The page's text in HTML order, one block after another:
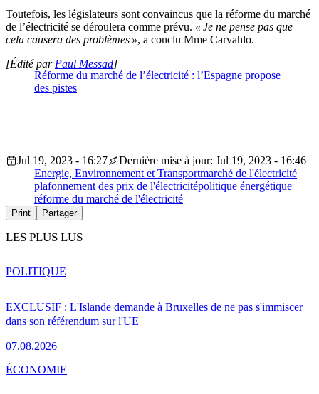
Toutefois, les législateurs sont convaincus que la réforme du marché
de l’électricité se déroulera comme prévu. « Je ne pense pas que
cela causera des problèmes », a conclu Mme Carvahlo.
Réforme du marché de l’électricité : l’Espagne propose
des pistes
[Édité par Paul Messad]
Jul 19, 2023 - 16:27
Dernière mise à jour: Jul 19, 2023 - 16:46
Energie, Environnement et Transportmarché de l'électricité
plafonnement des prix de l'électricitépolitique énergétique
réforme du marché de l'électricité
Print Partager
LES PLUS LUS
EXCLUSIF : L'Islande demande à Bruxelles de ne pas s'immiscer
dans son référendum sur l'UE
07.08.2026
POLITIQUE
ÉCONOMIE